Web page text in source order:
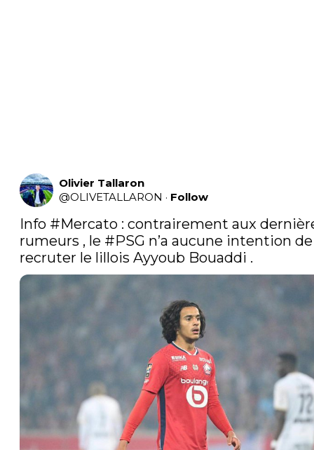
Olivier Tallaron
@OLIVETALLARON · Follow
Info #Mercato : contrairement aux
rumeurs , le #PSG n’a aucune intention de
recruter le lillois Ayyoub Bouaddi .